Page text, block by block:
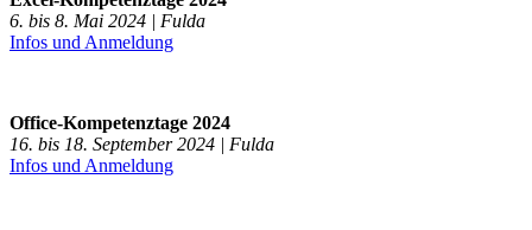
6. bis 8. Mai 2024 | Fulda
Infos und Anmeldung
Office-Kompetenztage 2024
16. bis 18. September 2024 | Fulda
Infos und Anmeldung